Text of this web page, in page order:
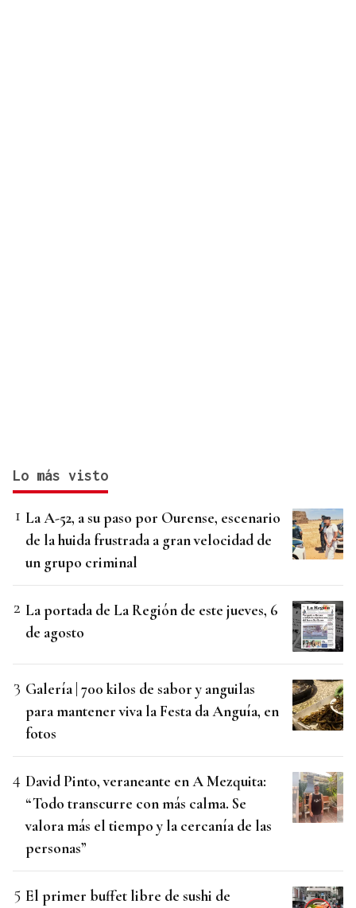
Lo más visto
La A-52, a su paso por Ourense, escenario
de la huida frustrada a gran velocidad de
un grupo criminal
La portada de La Región de este jueves, 6
de agosto
Galería | 700 kilos de sabor y anguilas
para mantener viva la Festa da Anguía, en
fotos
David Pinto, veraneante en A Mezquita:
“Todo transcurre con más calma. Se
valora más el tiempo y la cercanía de las
personas”
El primer buffet libre de sushi de